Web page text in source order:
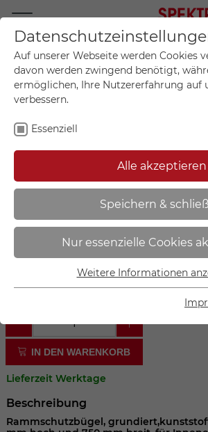
Mein Konto
Mein Warenkorb
Sie sind hier: Start
Rammschutzbügel
75,0 x 35,0 cm, zum
gelb/schwarz -
IN DEN WARENKORB
Lieferzeit Werktage
Beschreibung
Rammschutzbügel,
Auf unserer Webseite werden Cookies
davon werden zwingend benötigt,
ermöglichen, Ihre Nutzererfahrung auf
verbessern.
Essenziell
Alle akzeptieren
Speichern &
Nur essenzielle Cookies
Essenziell
Essenzielle Cookies werden für
die Webseite einwandfrei funktioniert.
Name cookie_optin
Laufzeit 1 Jahr
Cookie-Informationen
Weitere Informationen